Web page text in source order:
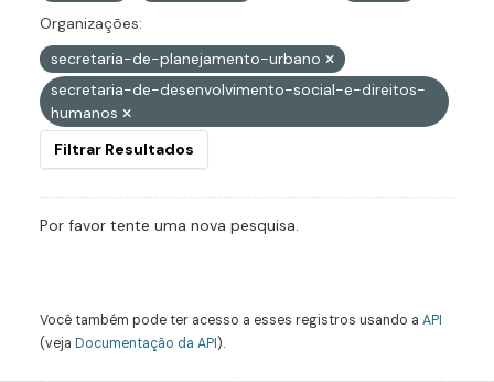
Organizações:
secretaria-de-planejamento-urbano
secretaria-de-desenvolvimento-social-e-direitos-
humanos
Filtrar Resultados
Por favor tente uma nova pesquisa.
Você também pode ter acesso a esses registros usando a API
(veja Documentação da API).